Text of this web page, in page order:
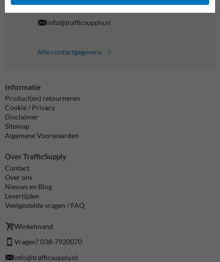
Chat met ons online
info@trafficsupply.nl
Alle contactgegevens
Informatie
Product(en) retourneren
Cookie / Privacy
Disclaimer
Sitemap
Algemene Voorwaarden
Over TrafficSupply
Contact
Over ons
Nieuws en Blog
Levertijden
Veelgestelde vragen / FAQ
Winkelmand
Vragen? 038-7920070
info@trafficsupply.nl